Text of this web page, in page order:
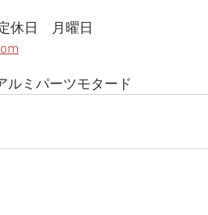
休日　月曜日
ルミパーツモタード